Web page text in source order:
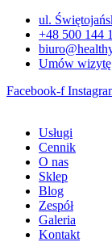
Przejdź
treści
ul.
+48 500 144
Umów wizytę
Facebook-f
Usługi
Cennik
O nas
Sklep
Blog
Zespół
Galeria
Kontakt